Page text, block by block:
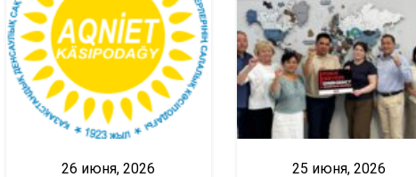
26 июня, 2026 25 июня, 2026